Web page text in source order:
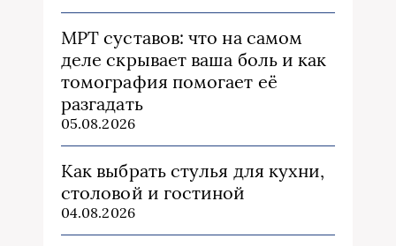
МРТ суставов: что на самом
деле скрывает ваша боль и как
томография помогает её
разгадать
05.08.2026
Как выбрать стулья для кухни,
столовой и гостиной
04.08.2026